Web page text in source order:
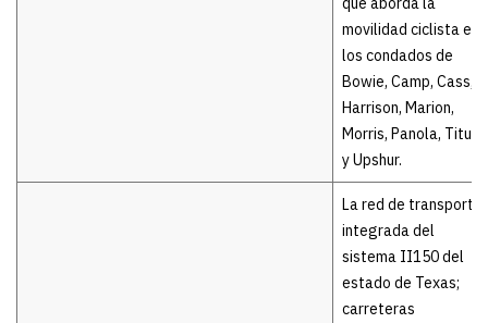
movilidad ciclista en
los condados de
Bowie, Camp, Cass,
Harrison, Marion,
Morris, Panola, Titus
y Upshur.
La red de transporte
integrada del
sistema II150 del
estado de Texas;
carreteras